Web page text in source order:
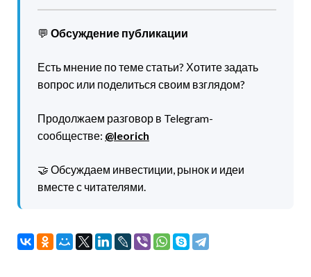
💬 Обсуждение публикации
Есть мнение по теме статьи? Хотите задать
вопрос или поделиться своим взглядом?
Продолжаем разговор в Telegram-
сообществе: @leorich
🤝 Обсуждаем инвестиции, рынок и идеи
вместе с читателями.